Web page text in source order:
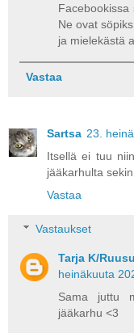
Facebookissa
Ne ovat
ja mielekästä
Vastaa
Sartsa 23.
Itsellä ei tuu
jääkarhulta
Vastaa
Vastaukset
Tarja K/
heinäkuuta
Sama juttu
jääkarhu <3